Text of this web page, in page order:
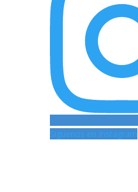
Siguenos en Instagram